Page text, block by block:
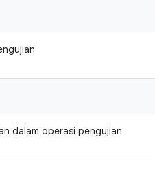
dalam operasi pengujian